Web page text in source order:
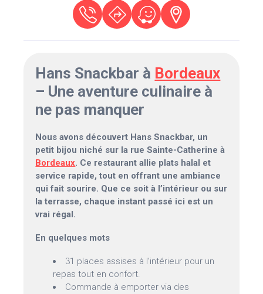
Hans Snackbar à Bordeaux
– Une aventure culinaire à
ne pas manquer
Nous avons découvert Hans Snackbar, un
petit bijou niché sur la rue Sainte-Catherine à
Bordeaux. Ce restaurant allie plats halal et
service rapide, tout en offrant une ambiance
qui fait sourire. Que ce soit à l’intérieur ou sur
la terrasse, chaque instant passé ici est un
vrai régal.
En quelques mots
31 places assises à l’intérieur pour un
repas tout en confort.
Commande à emporter via des